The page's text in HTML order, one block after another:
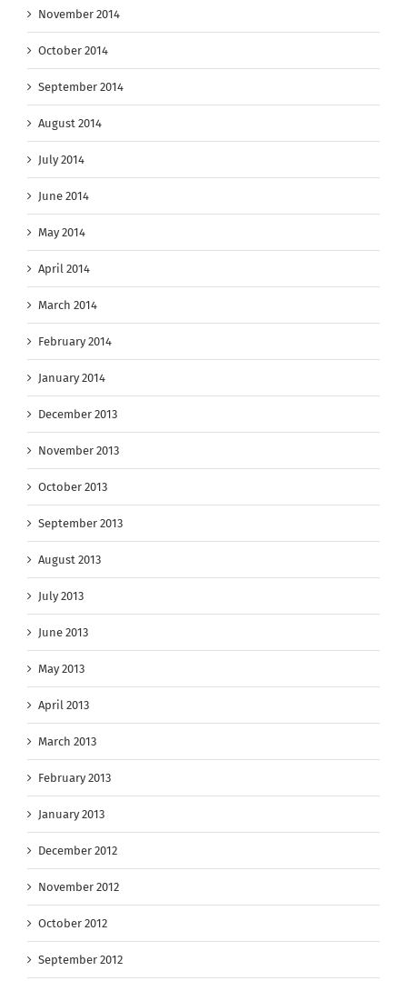
November 2014
October 2014
September 2014
August 2014
July 2014
June 2014
May 2014
April 2014
March 2014
February 2014
January 2014
December 2013
November 2013
October 2013
September 2013
August 2013
July 2013
June 2013
May 2013
April 2013
March 2013
February 2013
January 2013
December 2012
November 2012
October 2012
September 2012